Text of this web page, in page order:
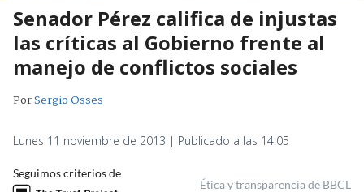
Senador Pérez califica de injustas
las críticas al Gobierno frente al
manejo de conflictos sociales
PorSergio Osses
Lunes 11 noviembre de 2013 | Publicado a las 14:05
Seguimos criterios de
Ética y transparencia de BBCL